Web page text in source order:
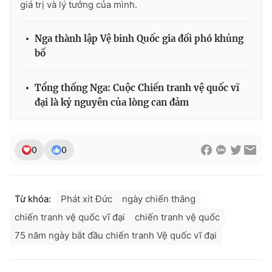
THỜI BÁO VTV
Cơ quan chủ quản:
cấp ngày 29/12/2023
Tổng Biên tập:Vũ Thanh Thủy
Phó Tổng Biên tập: Nguyễn Thị Mỹ Hạnh, Phạm Quốc Thắng,
giá trị và lý tưởng của mình.
Nga thành lập Vệ binh Quốc gia đối phó khủng
bố
Tổng thống Nga: Cuộc Chiến tranh vệ quốc vĩ
đại là kỷ nguyên của lòng can đảm
0 0
Từ khóa: Phát xít Đức
ngày chiến thắng
chiến tranh vệ quốc vĩ đại
chiến tranh vệ quốc
75 năm ngày bắt đầu chiến tranh Vệ quốc vĩ đại